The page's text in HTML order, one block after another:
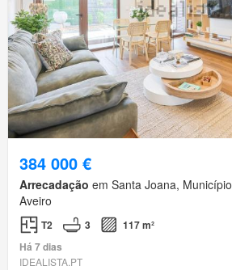
384 000 €
Arrecadação em Santa Joana,
Aveiro
T2 3
117 m²
Há 7 dias
IDEALISTA.PT